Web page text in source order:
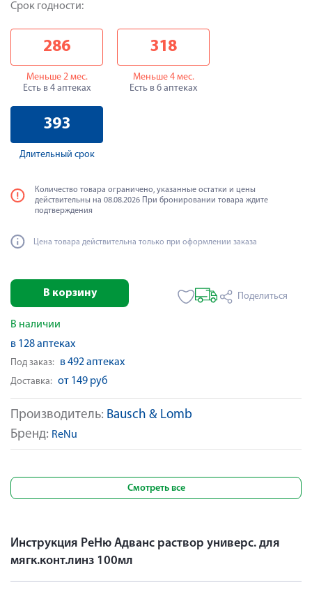
Производитель: Bausch & Lomb
Бренд: ReNu
Срок годности:
286
Меньше 2 мес.
Есть в 4 аптеках
318
Меньше 4 мес.
Есть в 6 аптеках
393
Длительный срок
Количество товара ограничено, указанные остатки и цены
действительны на 08.08.2026 При бронировании товара ждите
подтверждения
Цена товара действительна только при оформлении заказа
В корзину Поделиться
В наличии
в 128 аптеках
Под заказ: в 492 аптеках
Доставка: от 149 руб
Смотреть все
Инструкция РеНю Адванс раствор универс. для
мягк.конт.линз 100мл